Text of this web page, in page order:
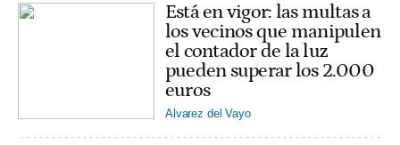
Está en vigor: las multas a
los vecinos que manipulen
el contador de la luz
pueden superar los 2.000
euros
Alvarez del Vayo